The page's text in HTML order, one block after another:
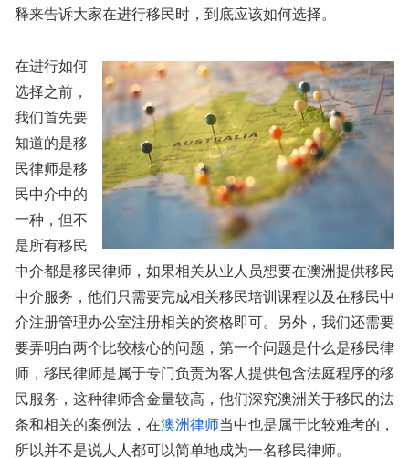
释来告诉大家在进行移民时，到底应该如何选择。
在进行如何
选择之前，
我们首先要
知道的是移
民律师是移
民中介中的
一种，但不
是所有移民
中介都是移民律师，如果相关从业人员想要在澳洲提供移民
中介服务，他们只需要完成相关移民培训课程以及在移民中
介注册管理办公室注册相关的资格即可。另外，我们还需要
要弄明白两个比较核心的问题，第一个问题是什么是移民律
师，移民律师是属于专门负责为客人提供包含法庭程序的移
民服务，这种律师含金量较高，他们深究澳洲关于移民的法
条和相关的案例法，在澳洲律师当中也是属于比较难考的，
所以并不是说人人都可以简单地成为一名移民律师。